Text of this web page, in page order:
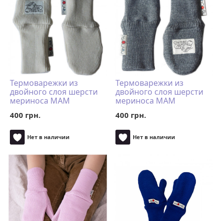
Термоварежки из
двойного слоя шерсти
мериноса MAM
50-68/74 однопалые,
натур)
400 грн.
Нет в наличии
Термоварежки из
двойного слоя шерсти
мериноса MAM
50-68/74 однопалые,
серый)
400 грн.
Нет в наличии